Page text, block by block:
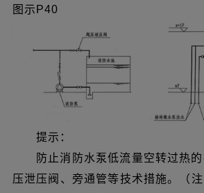
图示P40
提示：
防止消防水泵低流量空转过热
压泄压阀、旁通管等技术措施。（